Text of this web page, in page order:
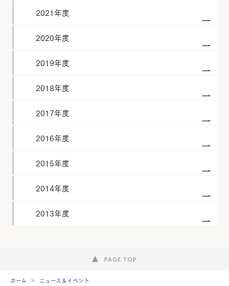
2021年度
2020年度
2019年度
2018年度
2017年度
2016年度
2015年度
2014年度
2013年度
PAGE TOP
ホーム ニュース＆イベント